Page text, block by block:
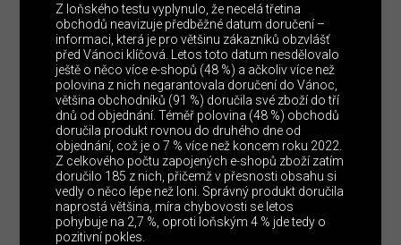
Z loňského testu vyplynulo, že necelá třetina
obchodů neavizuje předběžné datum doručení –
informaci, která je pro většinu zákazníků obzvlášť
před Vánoci klíčová. Letos toto datum nesdělovalo
ještě o něco více e-shopů (48 %) a ačkoliv více než
polovina z nich negarantovala doručení do Vánoc,
většina obchodníků (91 %) doručila své zboží do tří
dnů od objednání. Téměř polovina (48 %) obchodů
doručila produkt rovnou do druhého dne od
objednání, což je o 7 % více než koncem roku 2022.
Z celkového počtu zapojených e-shopů zboží zatím
doručilo 185 z nich, přičemž v přesnosti obsahu si
vedly o něco lépe než loni. Správný produkt doručila
naprostá většina, míra chybovosti se letos
pohybuje na 2,7 %, oproti loňským 4 % jde tedy o
pozitivní pokles.